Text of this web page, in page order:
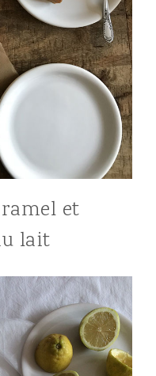
et
lait